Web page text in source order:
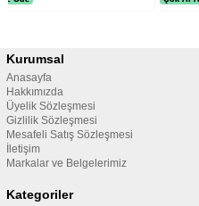
Kurumsal
Anasayfa
Hakkımızda
Üyelik Sözleşmesi
Gizlilik Sözleşmesi
Mesafeli Satış Sözleşmesi
İletişim
Markalar ve Belgelerimiz
Kategoriler